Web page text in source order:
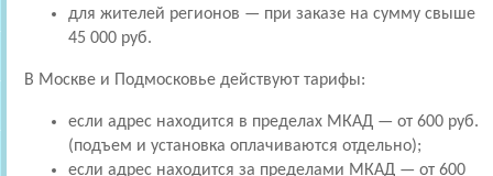
для жителей регионов — при заказе на сумму свыше
45 000 руб.
В Москве и Подмосковье действуют тарифы:
если адрес находится в пределах МКАД — от 600 руб.
(подъем и установка оплачиваются отдельно);
если адрес находится за пределами МКАД — от 600